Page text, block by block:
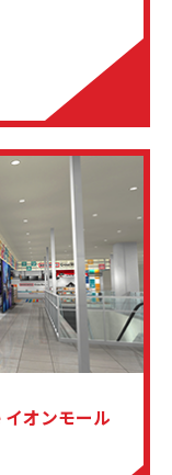
オンモール